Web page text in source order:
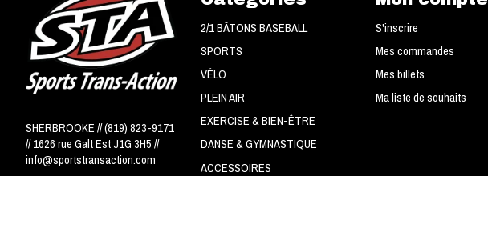
SHERBROOKE // (819) 823-9171
// 1626 rue Galt Est J1G 3H5 //
info@sportstransaction.com
2/1 BÂTONS BASEBALL
SPORTS
VÉLO
PLEIN AIR
EXERCISE & BIEN-ÊTRE
DANSE & GYMNASTIQUE
ACCESSOIRES
S'inscrire
Mes commandes
Mes billets
Ma liste de souhaits